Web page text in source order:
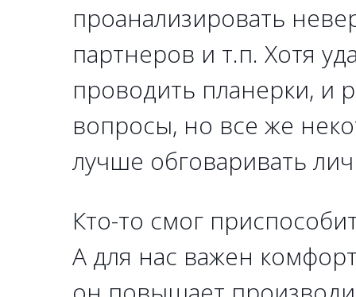
проанализировать
партнеров и т.п. Хотя
проводить планерки, и
вопросы, но все же
лучше обговаривать
Кто-то смог
А для нас важен